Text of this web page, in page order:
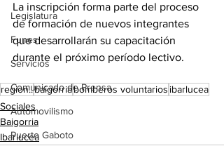
Legislatura
Funes
Servicios
Comunicado de Prensa
Automovilismo
Puerto Gaboto
La inscripción forma parte del proceso
de formación de nuevos integrantes
que desarrollarán su capacitación
durante el próximo período lectivo.
region..baigorriabomberos voluntarios ibarlucea
Sociales
Baigorria
Ibarlucea